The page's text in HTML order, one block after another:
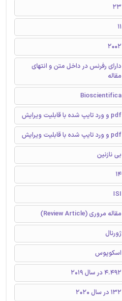
23
11
2002
دارای رفرنس در داخل متن و انتهای
مقاله
Bioscientifica
pdf و ورد تایپ شده با قابلیت ویرایش
pdf و ورد تایپ شده با قابلیت ویرایش
بی نازنین
14
ISI
مقاله مروری (Review Article)
ژورنال
اسکوپوس
4.492 در سال 2019
132 در سال 2020